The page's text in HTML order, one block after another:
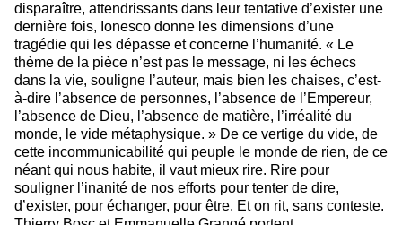
disparaître, attendrissants dans leur tentative d’exister une
dernière fois, Ionesco donne les dimensions d’une
tragédie qui les dépasse et concerne l’humanité. « Le
thème de la pièce n’est pas le message, ni les échecs
dans la vie, souligne l’auteur, mais bien les chaises, c’est-
à-dire l’absence de personnes, l’absence de l’Empereur,
l’absence de Dieu, l’absence de matière, l’irréalité du
monde, le vide métaphysique. » De ce vertige du vide, de
cette incommunicabilité qui peuple le monde de rien, de ce
néant qui nous habite, il vaut mieux rire. Rire pour
souligner l’inanité de nos efforts pour tenter de dire,
d’exister, pour échanger, pour être. Et on rit, sans conteste.